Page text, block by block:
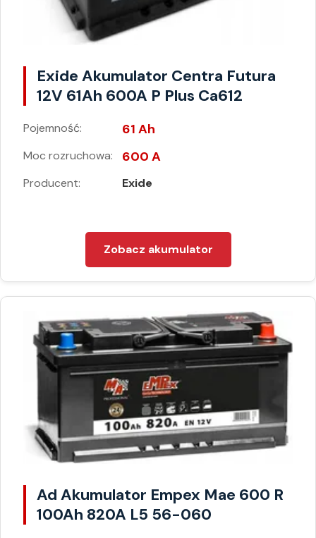
Exide Akumulator Centra Futura
12V 61Ah 600A P Plus Ca612
Pojemność: 61 Ah
Moc rozruchowa: 600 A
Producent: Exide
Zobacz akumulator
Ad Akumulator Empex Mae 600 R
100Ah 820A L5 56-060